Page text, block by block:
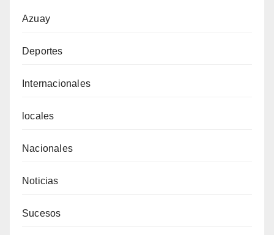
Azuay
Deportes
Internacionales
locales
Nacionales
Noticias
Sucesos